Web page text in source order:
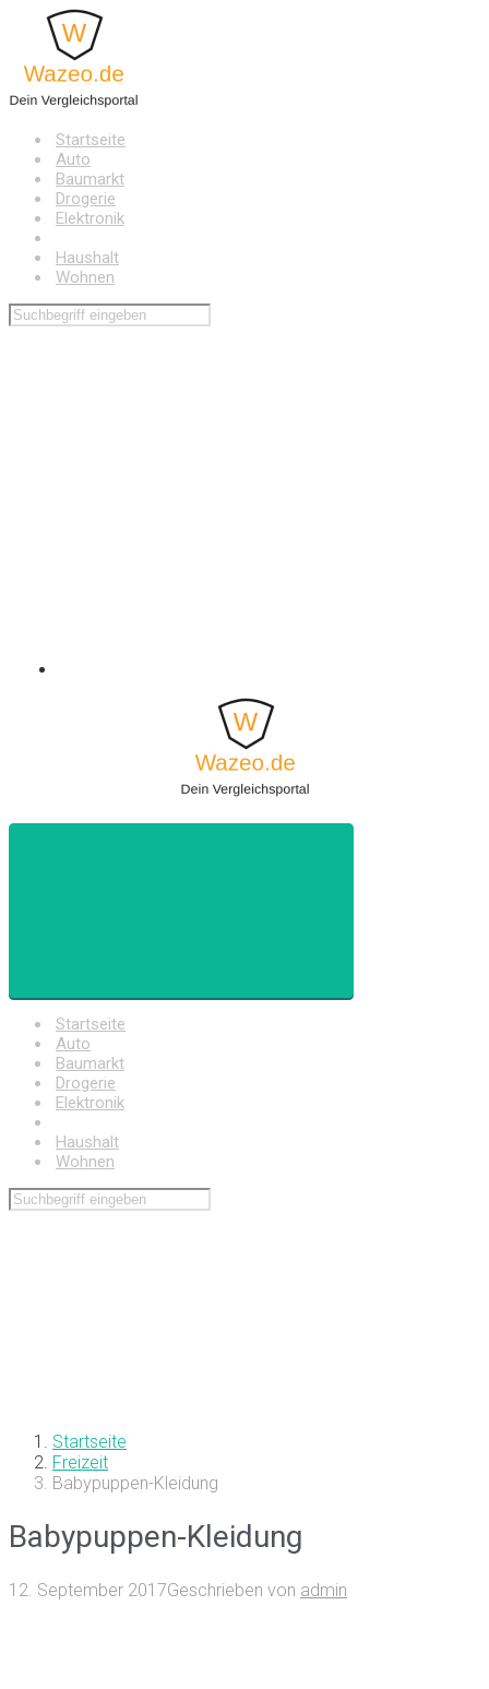
Hauptinhalt
springen
Startseite
Auto
Baumarkt
Drogerie
Elektronik
Haushalt
Wohnen
Startseite
Auto
Baumarkt
Drogerie
Elektronik
Haushalt
Wohnen
Startseite
Freizeit
Babypuppen-Kleidung
Babypuppen-Kleidung
12. September 2017Geschrieben von admin